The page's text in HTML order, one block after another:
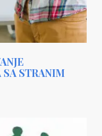
SA STRANIM